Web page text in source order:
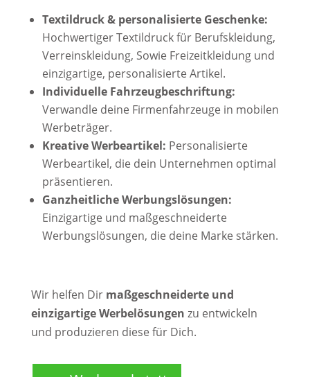
Textildruck & personalisierte Geschenke:
Hochwertiger Textildruck für Berufskleidung,
Verreinskleidung, Sowie Freizeitkleidung und
einzigartige, personalisierte Artikel.
Individuelle Fahrzeugbeschriftung:
Verwandle deine Firmenfahrzeuge in mobilen
Werbeträger.
Kreative Werbeartikel: Personalisierte
Werbeartikel, die dein Unternehmen optimal
präsentieren.
Ganzheitliche Werbungslösungen:
Einzigartige und maßgeschneiderte
Werbungslösungen, die deine Marke stärken.
Wir helfen Dir maßgeschneiderte und
einzigartige Werbelösungen zu entwickeln
und produzieren diese für Dich.